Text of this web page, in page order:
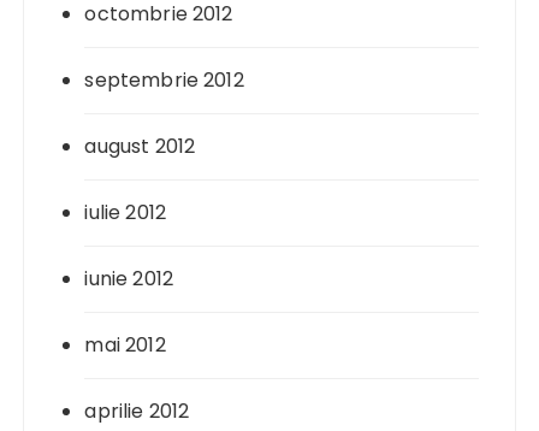
octombrie 2012
septembrie 2012
august 2012
iulie 2012
iunie 2012
mai 2012
aprilie 2012